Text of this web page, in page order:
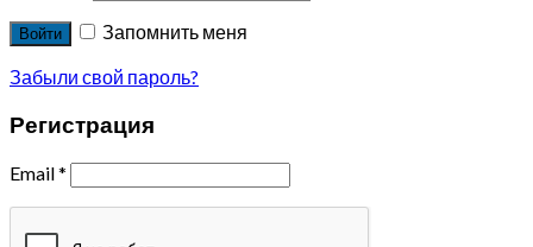
Войти
Запомнить меня
Забыли свой пароль?
Регистрация
Email*